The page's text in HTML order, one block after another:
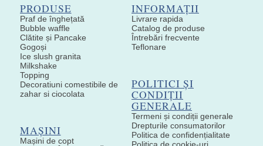
PRODUSE
Praf de înghețată
Bubble waffle
Clătite și Pancake
Gogoși
Ice slush granita
Milkshake
Topping
Decoratiuni comestibile de
zahar si ciocolata
MAȘINI
Mașini de copt
INFORMAȚII
Livrare rapida
Catalog de produse
Întrebări frecvente
Teflonare
POLITICI ȘI
CONDIȚII
GENERALE
Termeni și condiții generale
Drepturile consumatorilor
Politica de confidențialitate
Politica de cookie-uri